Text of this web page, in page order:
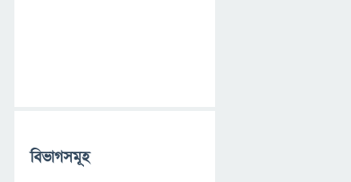
বিভাগসমূহ